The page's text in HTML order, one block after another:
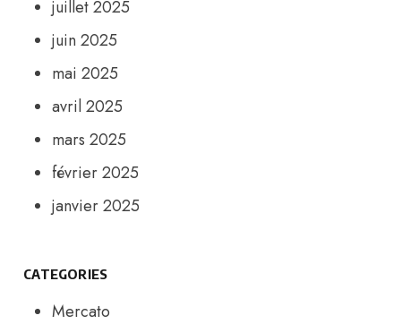
juillet 2025
juin 2025
mai 2025
avril 2025
mars 2025
février 2025
janvier 2025
CATEGORIES
Mercato